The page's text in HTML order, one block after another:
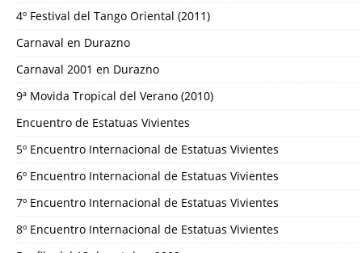
4º Festival del Tango Oriental (2011)
Carnaval en Durazno
Carnaval 2001 en Durazno
9ª Movida Tropical del Verano (2010)
Encuentro de Estatuas Vivientes
5º Encuentro Internacional de Estatuas Vivientes
6º Encuentro Internacional de Estatuas Vivientes
7º Encuentro Internacional de Estatuas Vivientes
8º Encuentro Internacional de Estatuas Vivientes